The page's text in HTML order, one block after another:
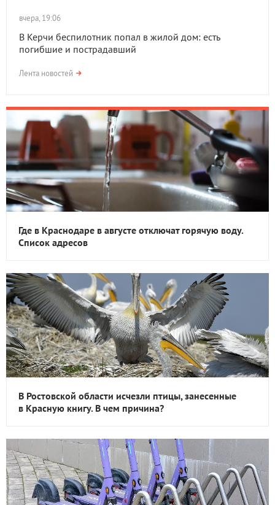
вчера, 19:06
В Керчи беспилотник попал в жилой дом: есть
погибшие и пострадавший
Лента новостей
Где в Краснодаре в августе отключат горячую воду.
Список адресов
В Ростовской области исчезли птицы, занесенные
в Красную книгу. В чем причина?